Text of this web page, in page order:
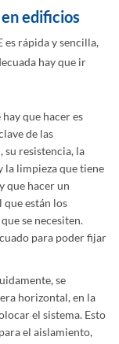
edificios
es rápida y sencilla,
hay que ir
que hacer es
de las
su resistencia, la
la limpieza que tiene
que hacer un
que están los
se necesiten.
para poder fijar
se
horizontal, en la
el sistema. Esto
el aislamiento,